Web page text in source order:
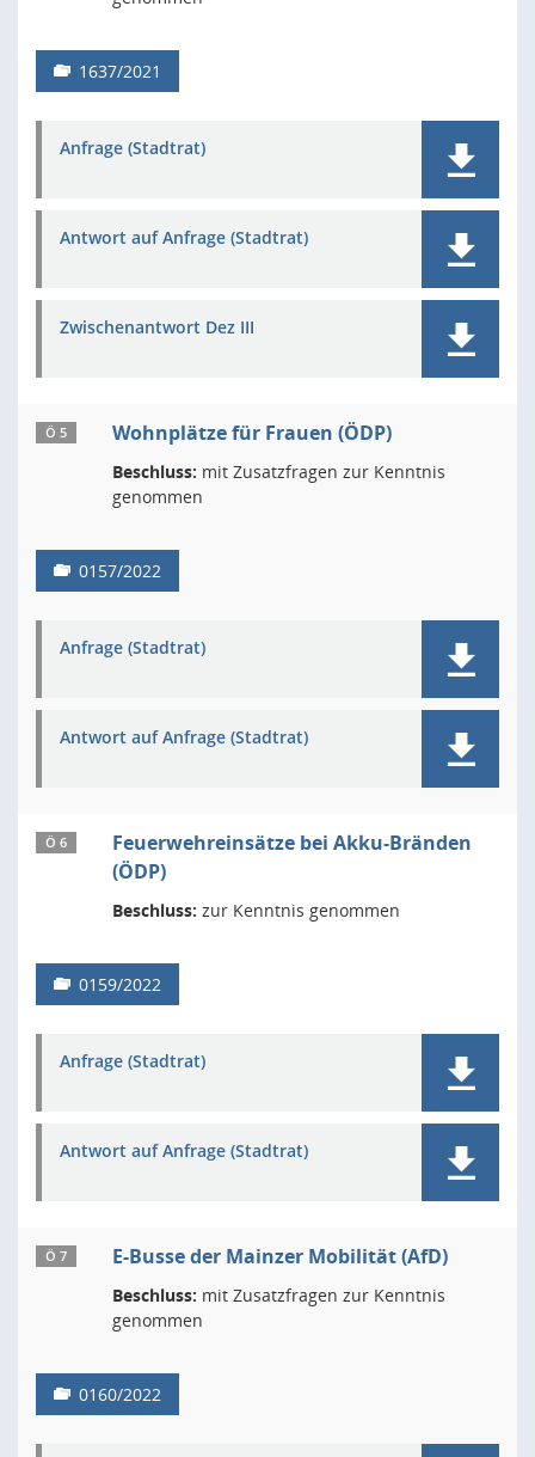
1637/2021
Anfrage (Stadtrat)
Antwort auf Anfrage (Stadtrat)
Zwischenantwort Dez III
Ö 5 Wohnplätze für Frauen (ÖDP)
Beschluss: mit Zusatzfragen zur Kenntnis
genommen
0157/2022
Anfrage (Stadtrat)
Antwort auf Anfrage (Stadtrat)
Ö 6
Feuerwehreinsätze bei Akku-Bränden
(ÖDP)
Beschluss: zur Kenntnis genommen
0159/2022
Anfrage (Stadtrat)
Antwort auf Anfrage (Stadtrat)
Ö 7 E-Busse der Mainzer Mobilität (AfD)
Beschluss: mit Zusatzfragen zur Kenntnis
genommen
0160/2022